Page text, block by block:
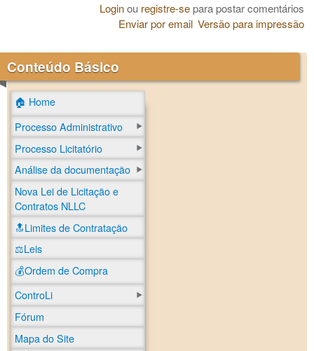
Loginou registre-separa postar comentários
Versão para impressão
Enviar por email
Conteúdo Básico
🏠 Home
Processo Administrativo
Processo Licitatório
Análise da documentação
Nova Lei de Licitação e
Contratos NLLC
🔝Limites de Contratação
⚖️Leis
💰Ordem de Compra
ControLi
Fórum
Mapa do Site